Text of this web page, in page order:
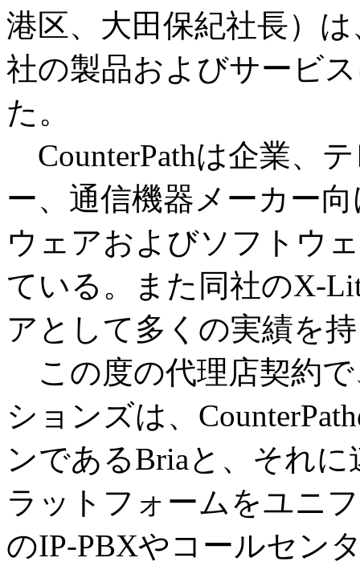
港区、大田保紀社長）
社の製品およびサービ
た。
CounterPathは企業、
ー、通信機器メーカー
ウェアおよびソフトウ
ている。また同社のX-
アとして多くの実績を
この度の代理店契約
ションズは、
ンであるBriaと、それ
ラットフォームをユニ
のIP-PBXやコールセン